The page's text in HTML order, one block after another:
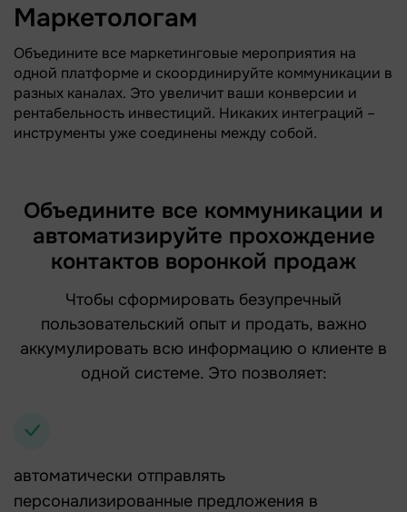
Маркетологам
Объедините все маркетинговые мероприятия на
одной платформе и скоординируйте коммуникации в
разных каналах. Это увеличит ваши конверсии и
рентабельность инвестиций. Никаких интеграций –
инструменты уже соединены между собой.
Объедините все коммуникации и
автоматизируйте прохождение
контактов воронкой продаж
Чтобы сформировать безупречный
пользовательский опыт и продать, важно
аккумулировать всю информацию о клиенте в
одной системе. Это позволяет:
автоматически отправлять
персонализированные предложения в